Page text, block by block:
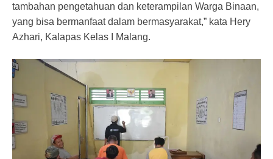
tambahan pengetahuan dan keterampilan Warga Binaan,
yang bisa bermanfaat dalam bermasyarakat,” kata Hery
Azhari, Kalapas Kelas I Malang.